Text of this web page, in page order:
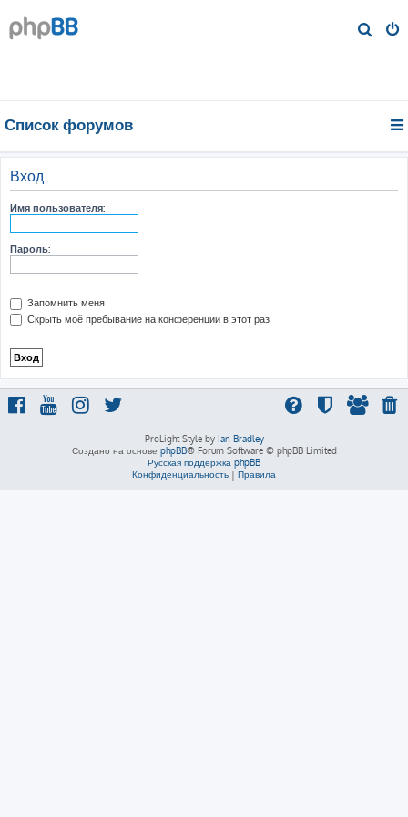
Список форумов
Вход
Имя пользователя:
Пароль:
Запомнить меня
Скрыть моё пребывание на конференции в этот раз
ProLight Style by Ian Bradley
Создано на основе phpBB® Forum Software © phpBB Limited
Русская поддержка phpBB
Конфиденциальность | Правила